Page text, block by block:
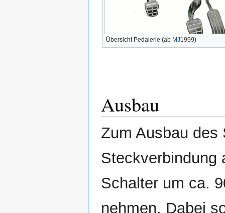
Übersicht Pedalerie (ab MJ1999)
Ausbau
Zum Ausbau
Steckverbindung
Schalter um ca.
nehmen. Dabei